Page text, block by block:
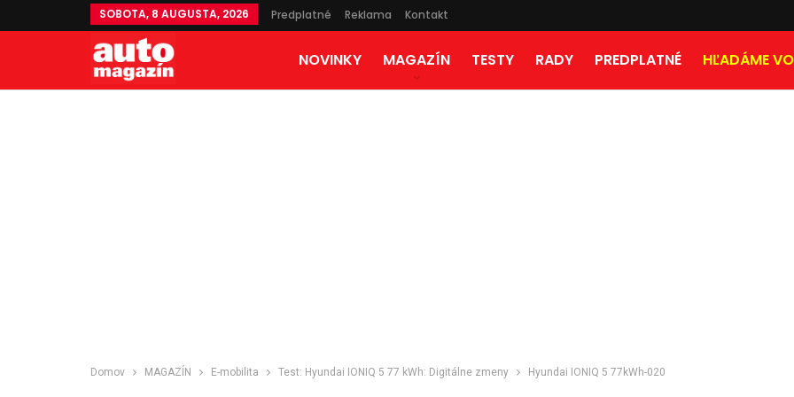
SOBOTA, 8 AUGUSTA, 2026 Predplatné Reklama Kontakt
NOVINKY MAGAZÍN TESTY RADY PREDPLATNÉ HĽADÁME
Domov MAGAZÍN E-mobilita Test: Hyundai IONIQ 5 77 kWh: Digitálne zmeny Hyundai IONIQ 5 77kWh-020